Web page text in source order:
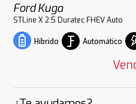
Ford Kuga
STLine X 2.5 Duratec FHEV Auto
Híbrido Automático